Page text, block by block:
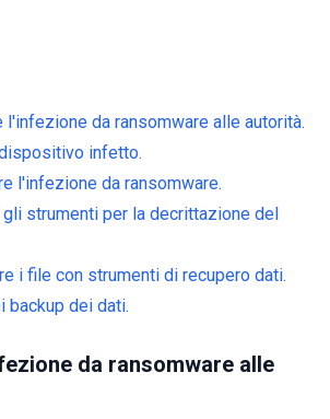
l'infezione da ransomware alle autorità.
infetto.
l'infezione da ransomware.
gli strumenti per la decrittazione del
i file con strumenti di recupero dati.
backup dei dati.
da ransomware alle